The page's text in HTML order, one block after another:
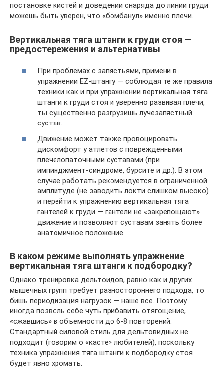
постановке кистей и доведении снаряда до линии груди
можешь быть уверен, что «бомбанул» именно плечи.
Вертикальная тяга штанги к груди стоя —
предостережения и альтернативы
При проблемах с запястьями, примени в
упражнении EZ-штангу — соблюдая те же правила
техники как и при упражнении вертикальная тяга
штанги к груди стоя и уверенно развивая плечи,
ты существенно разгрузишь лучезапястный
сустав.
Движение может также провоцировать
дискомфорт у атлетов с поврежденными
плечелопаточными суставами (при
импинджмент-синдроме, бурсите и др.). В этом
случае работать рекомендуется в ограниченной
амплитуде (не заводить локти слишком высоко)
и перейти к упражнению вертикальная тяга
гантелей к груди — гантели не «закрепощают»
движение и позволяют суставам занять более
анатомичное положение.
В каком режиме выполнять упражнение
вертикальная тяга штанги к подбородку?
Однако тренировка дельтоидов, равно как и других
мышечных групп требует разностороннего подхода, то
бишь периодизация нагрузок — наше все. Поэтому
иногда позволь себе чуть прибавить отягощение,
«сжавшись» в объемности до 6-8 повторений.
Стандартный силовой стиль для дельтовидных не
подходит (говорим о «касте» любителей), поскольку
техника упражнения тяга штанги к подбородку стоя
будет явно хромать.